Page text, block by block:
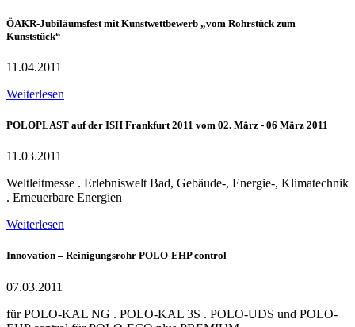
ÖAKR-Jubiläumsfest mit Kunstwettbewerb „vom Rohrstück zum
Kunststück“
11.04.2011
Weiterlesen
POLOPLAST auf der ISH Frankfurt 2011 vom 02. März - 06 März 2011
11.03.2011
Weltleitmesse . Erlebniswelt Bad, Gebäude-, Energie-, Klimatechnik
. Erneuerbare Energien
Weiterlesen
Innovation – Reinigungsrohr POLO-EHP control
07.03.2011
für POLO-KAL NG . POLO-KAL 3S . POLO-UDS und POLO-